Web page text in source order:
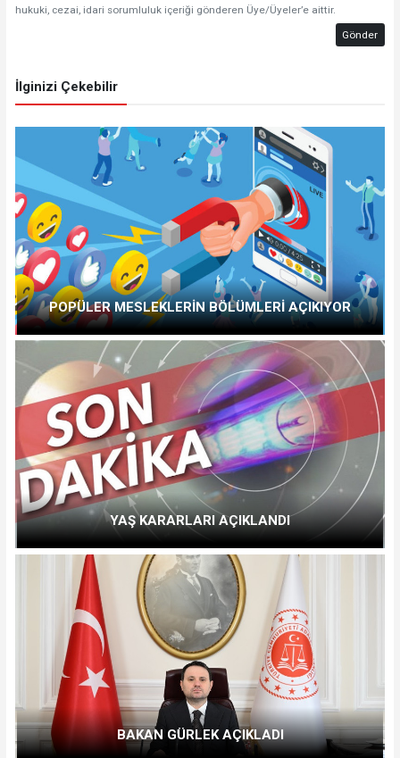
hukuki, cezai, idari sorumluluk içeriği gönderen Üye/Üyeler’e aittir.
Gönder
İlginizi Çekebilir
POPÜLER MESLEKLERİN BÖLÜMLERİ AÇIKIYOR
YAŞ KARARLARI AÇIKLANDI
BAKAN GÜRLEK AÇIKLADI